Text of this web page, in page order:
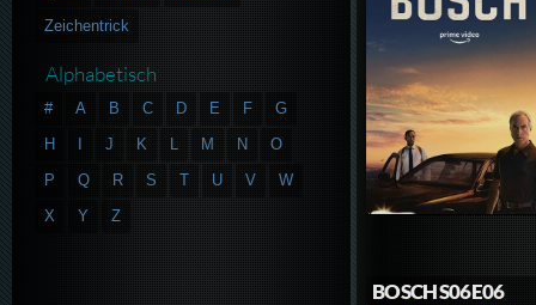
BOSCH S06E06
Zeichentrick
Alphabetisch
# A B C D E F
G
H
J K L M N
O
P
Q R S T U V
W
X
Y Z